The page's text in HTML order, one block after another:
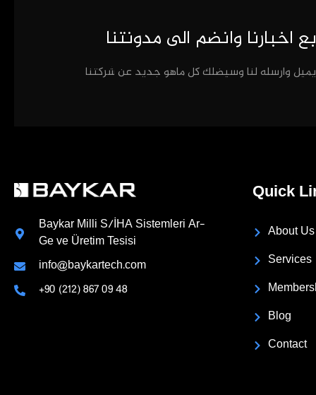
اخبارنا وانضم الى مدونتنا
وارسله لنا وسيضلك كل ماهو جديد عن شركتنا
Baykar Milli S/İHA Sistemleri Ar-
Ge ve Üretim Tesisi
info@baykartech.com
+90 (212) 867 09 48
Quick
About Us
Services
Blog
Contact